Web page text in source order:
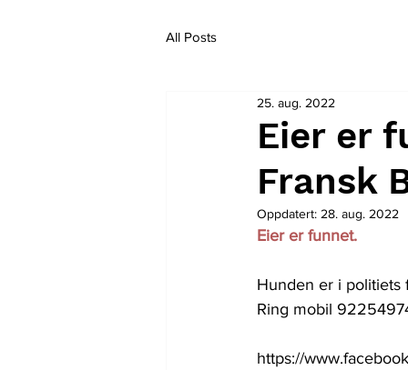
All Posts
Eier er
Fransk
25. aug. 2022
Oppdatert: 28. aug. 2022
Eier er funnet.
Hunden er i politiets
Ring mobil
https://